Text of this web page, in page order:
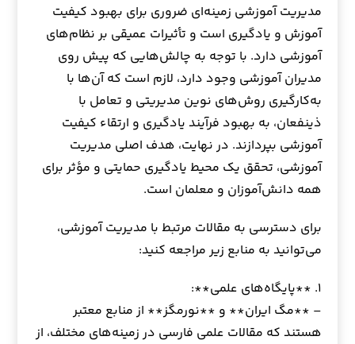
مدیریت آموزشی زمینه‌ای ضروری برای بهبود کیفیت
آموزش و یادگیری است و تأثیرات عمیقی بر نظام‌های
آموزشی دارد. با توجه به چالش‌هایی که پیش روی
مدیران آموزشی وجود دارد، لازم است که آن‌ها با
به‌کارگیری روش‌های نوین مدیریتی و تعامل با
ذینفعان، به بهبود فرآیند یادگیری و ارتقاء کیفیت
آموزشی بپردازند. در نهایت، هدف اصلی مدیریت
آموزشی، تحقق یک محیط یادگیری حمایتی و مؤثر برای
همه دانش‌آموزان و معلمان است.
برای دسترسی به مقالات مرتبط با مدیریت آموزشی،
می‌توانید به منابع زیر مراجعه کنید:
۱. **پایگاه‌های علمی**:
– **مگ ایران** و **نورمگز** از منابع معتبر
هستند که مقالات علمی فارسی در زمینه‌های مختلف، از